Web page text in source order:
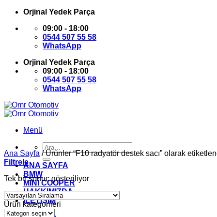
İçeriğeOrjinal Yedek Parça
09:00 - 18:00
0544 507 55 58
WhatsApp
Orjinal Yedek Parça
09:00 - 18:00
0544 507 55 58
WhatsApp
Menü
Ara:
ANA SAYFA
BMW
MİNİ COOPER
HAKKIMIZDA
İLETİŞİM
Ana Sayfa /Ürünler “F10 radyatör destek sacı” olarak
Filtrele
Tek bir sonuç gösteriliyor
Ürün kategorileri